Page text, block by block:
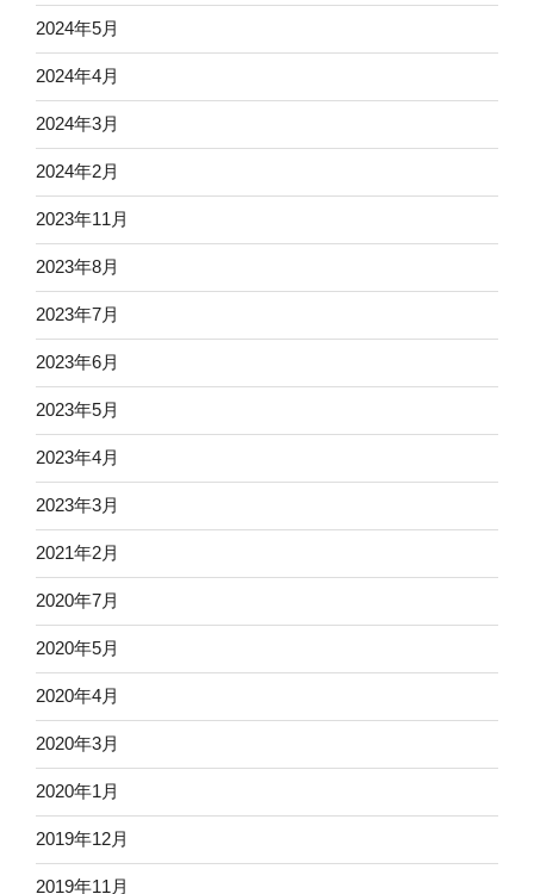
2024年5月
2024年4月
2024年3月
2024年2月
2023年11月
2023年8月
2023年7月
2023年6月
2023年5月
2023年4月
2023年3月
2021年2月
2020年7月
2020年5月
2020年4月
2020年3月
2020年1月
2019年12月
2019年11月